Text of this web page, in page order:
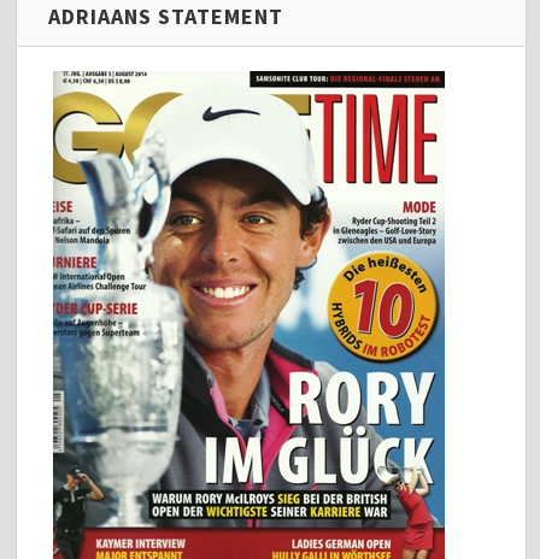
ADRIAANS STATEMENT